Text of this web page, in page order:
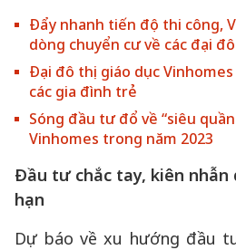
Đẩy nhanh tiến độ thi công,
dòng chuyển cư về các đại
Đại đô thị giáo dục
các gia đình trẻ
Sóng đầu tư đổ về “siêu
Vinhomes trong năm 2023
Đầu tư chắc tay, kiên
hạn
Dự báo về xu hướng đầu